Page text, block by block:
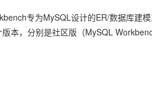
专为MySQL设计的ER/数据库建
本，分别是社区版（MySQL